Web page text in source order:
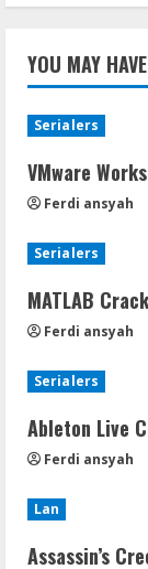
YOU MAY
Serialers
VMware
Ferdi ansyah
Serialers
MATLAB
Ferdi ansyah
Serialers
Ableton Live
Ferdi ansyah
Lan
Assassin’s